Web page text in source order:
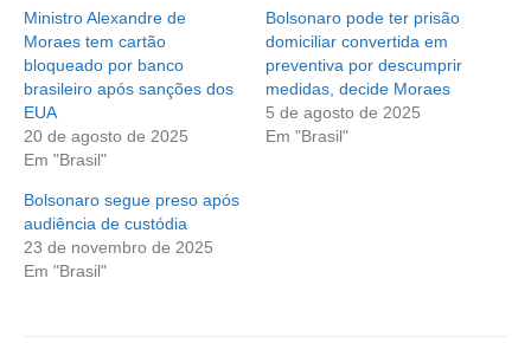
Ministro Alexandre de
Moraes tem cartão
bloqueado por banco
brasileiro após sanções dos
EUA
20 de agosto de 2025
Em "Brasil"
Bolsonaro pode ter prisão
domiciliar convertida em
preventiva por descumprir
medidas, decide Moraes
5 de agosto de 2025
Em "Brasil"
Bolsonaro segue preso após
audiência de custódia
23 de novembro de 2025
Em "Brasil"